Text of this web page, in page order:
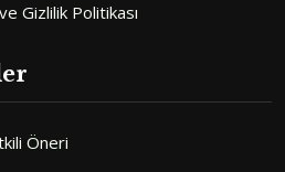
Gizlilik Politikası
Öneri